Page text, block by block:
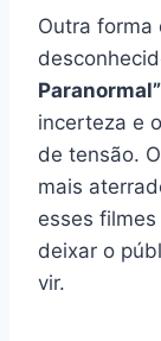
Outra
Paranormal”
incerteza e
de tensão.
mais
esses
deixar o
vir.